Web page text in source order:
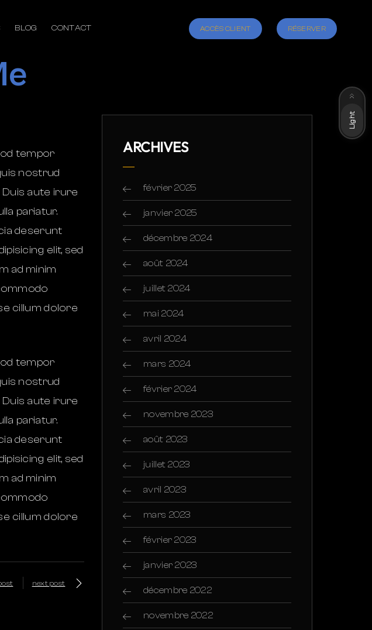
BLOG CONTACT ACCÈS CLIENT RÉSERVER
tempor
nostrud
aute irure
pariatur.
deserunt
elit, sed
ad minim
cillum dolore
tempor
nostrud
aute irure
pariatur.
deserunt
elit, sed
ad minim
cillum dolore
next post
ARCHIVES
février 2025
janvier 2025
décembre 2024
août 2024
juillet 2024
mai 2024
avril 2024
mars 2024
février 2024
novembre 2023
août 2023
juillet 2023
avril 2023
mars 2023
février 2023
janvier 2023
décembre 2022
novembre 2022
Light
Dark